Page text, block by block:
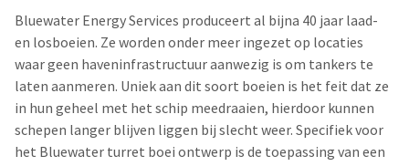
Bluewater Energy Services produceert al bijna 40 jaar laad-
en losboeien. Ze worden onder meer ingezet op locaties
waar geen haveninfrastructuur aanwezig is om tankers te
laten aanmeren. Uniek aan dit soort boeien is het feit dat ze
in hun geheel met het schip meedraaien, hierdoor kunnen
schepen langer blijven liggen bij slecht weer. Specifiek voor
het Bluewater turret boei ontwerp is de toepassing van een